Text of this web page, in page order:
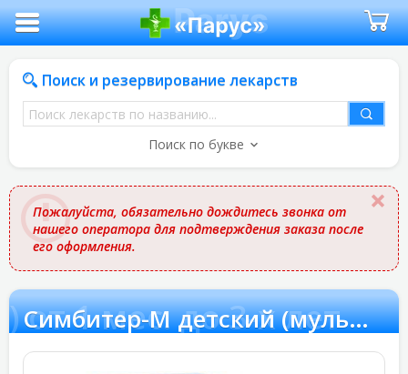
Поиск и резервирование лекарств
Поиск
лекарств
названию
Поиск по букве
Пожалуйста, обязательно дождитесь звонка от
нашего оператора для подтверждения заказа после
его оформления.
1 мес. до 3-х лет Симбитер-М детский (мультипробиотик) от 1 мес. до 3-х лет